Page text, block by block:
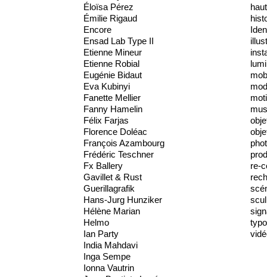
Éloïsa Pérez
Émilie Rigaud
Encore
Ensad Lab Type II
Etienne Mineur
Etienne Robial
Eugénie Bidaut
Eva Kubinyi
Fanette Mellier
Fanny Hamelin
Félix Farjas
Florence Doléac
François Azambourg
Frédéric Teschner
Fx Ballery
Gavillet & Rust
Guerillagrafik
Hans-Jurg Hunziker
Hélène Marian
Helmo
Ian Party
India Mahdavi
Inga Sempe
Ionna Vautrin
re-